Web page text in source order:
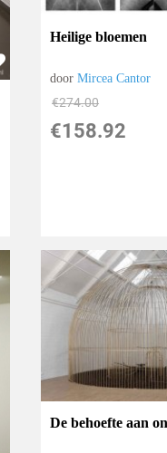
Heilige bloemen
doorMircea Cantor
€274.00
€158.92
De behoefte aan